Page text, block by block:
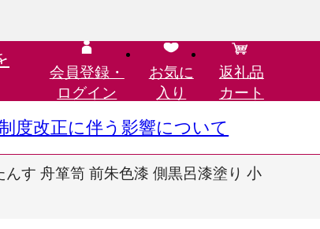
会員登録・
ログイン
お気に
入り
返礼品
カート
度改正に伴う影響について
す 舟箪笥 前朱色漆 側黒呂漆塗り 小